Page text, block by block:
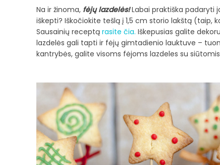
Na ir žinoma, fėjų lazdelės!Labai praktiška padaryti
iškepti? Iškočiokite tešlą į 1,5 cm storio lakštą (taip,
Sausainių receptą rasite čia. Iškepusias galite
lazdelės gali tapti ir fėjų gimtadienio lauktuve –
kantrybės, galite visoms fėjoms lazdeles su